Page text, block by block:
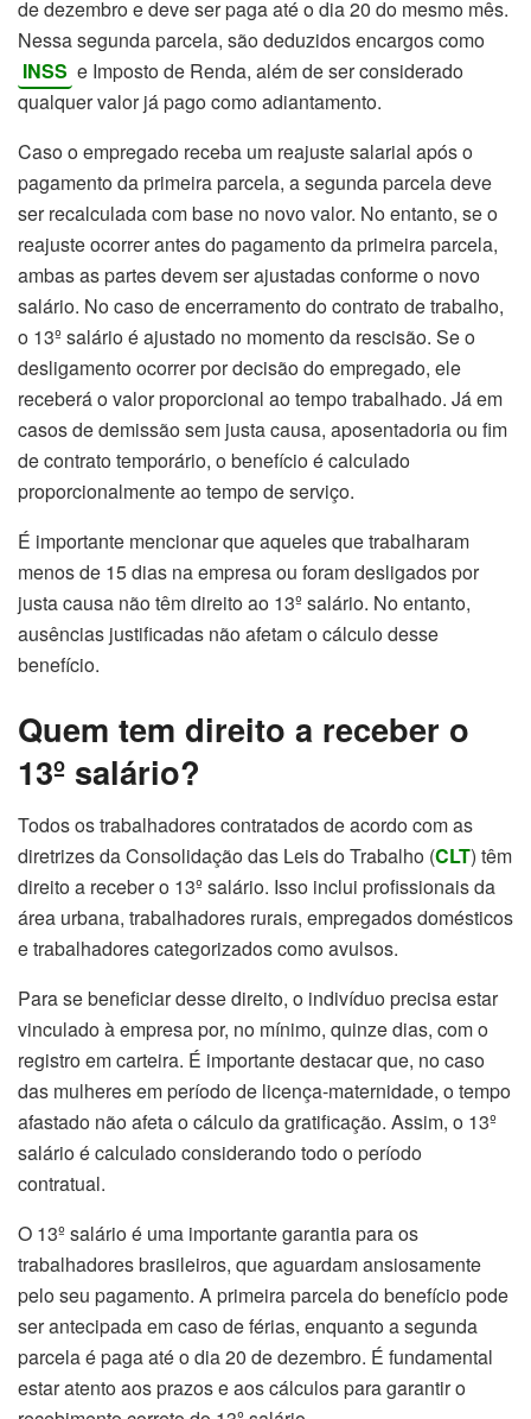
de dezembro e deve ser paga até o dia 20 do mesmo mês.
Nessa segunda parcela, são deduzidos encargos como
INSS e Imposto de Renda, além de ser considerado
qualquer valor já pago como adiantamento.
Caso o empregado receba um reajuste salarial após o
pagamento da primeira parcela, a segunda parcela deve
ser recalculada com base no novo valor. No entanto, se o
reajuste ocorrer antes do pagamento da primeira parcela,
ambas as partes devem ser ajustadas conforme o novo
salário. No caso de encerramento do contrato de trabalho,
o 13º salário é ajustado no momento da rescisão. Se o
desligamento ocorrer por decisão do empregado, ele
receberá o valor proporcional ao tempo trabalhado. Já em
casos de demissão sem justa causa, aposentadoria ou fim
de contrato temporário, o benefício é calculado
proporcionalmente ao tempo de serviço.
É importante mencionar que aqueles que trabalharam
menos de 15 dias na empresa ou foram desligados por
justa causa não têm direito ao 13º salário. No entanto,
ausências justificadas não afetam o cálculo desse
benefício.
Quem tem direito a receber o
13º salário?
Todos os trabalhadores contratados de acordo com as
diretrizes da Consolidação das Leis do Trabalho (CLT) têm
direito a receber o 13º salário. Isso inclui profissionais da
área urbana, trabalhadores rurais, empregados domésticos
e trabalhadores categorizados como avulsos.
Para se beneficiar desse direito, o indivíduo precisa estar
vinculado à empresa por, no mínimo, quinze dias, com o
registro em carteira. É importante destacar que, no caso
das mulheres em período de licença-maternidade, o tempo
afastado não afeta o cálculo da gratificação. Assim, o 13º
salário é calculado considerando todo o período
contratual.
O 13º salário é uma importante garantia para os
trabalhadores brasileiros, que aguardam ansiosamente
pelo seu pagamento. A primeira parcela do benefício pode
ser antecipada em caso de férias, enquanto a segunda
parcela é paga até o dia 20 de dezembro. É fundamental
estar atento aos prazos e aos cálculos para garantir o